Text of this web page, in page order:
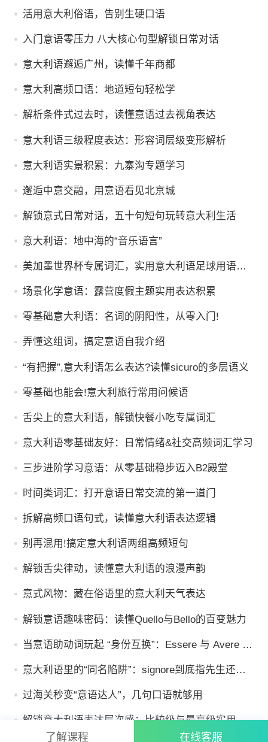
活用意大利俗语，告别生硬口语
入门意语零压力 八大核心句型解锁日常对话
意大利语邂逅广州，读懂千年商都
意大利高频口语：地道短句轻松学
解析条件式过去时，读懂意语过去视角表达
意大利语三级程度表达：形容词层级变形解析
意大利语实景积累：九寨沟专题学习
邂逅中意交融，用意语看见北京城
解锁意式日常对话，五十句短句玩转意大利生活
意大利语：地中海的“音乐语言”
美加墨世界杯专属词汇，实用意大利语足球用语汇
场景化学意语：露营度假主题实用表达积累
零基础意大利语：名词的阴阳性，从零入门!
弄懂这组词，搞定意语自我介绍
“有把握”,意大利语怎么表达?读懂sicuro的多层语义
零基础也能会!意大利旅行常用问候语
舌尖上的意大利语，解锁快餐小吃专属词汇
意大利语零基础友好：日常情绪&社交高频词汇学习
三步进阶学习意语：从零基础稳步迈入B2殿堂
时间类词汇：打开意语日常交流的第一道门
拆解高频口语句式，读懂意大利语表达逻辑
别再混用!搞定意大利语两组高频短句
解锁舌尖律动，读懂意大利语的浪漫声韵
意式风物：藏在俗语里的意大利天气表达
解锁意语趣味密码：读懂Quello与Bello的百变魅力
当意语助动词玩起 “身份互换”：Essere 与 Avere 的
意大利语里的“同名陷阱”：signore到底指先生还是
过海关秒变“意语达人”，几句口语就够用
解锁意大利语表达层次感：比较级与最高级实用指
了解课程 在线客服